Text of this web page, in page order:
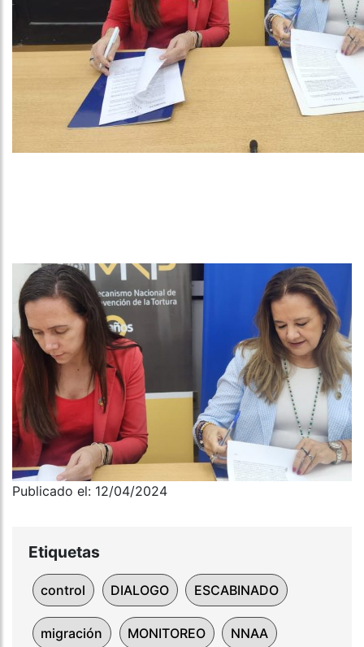
Publicado el: 12/04/2024
Etiquetas
control DIALOGO ESCABINADO
migración MONITOREO NNAA